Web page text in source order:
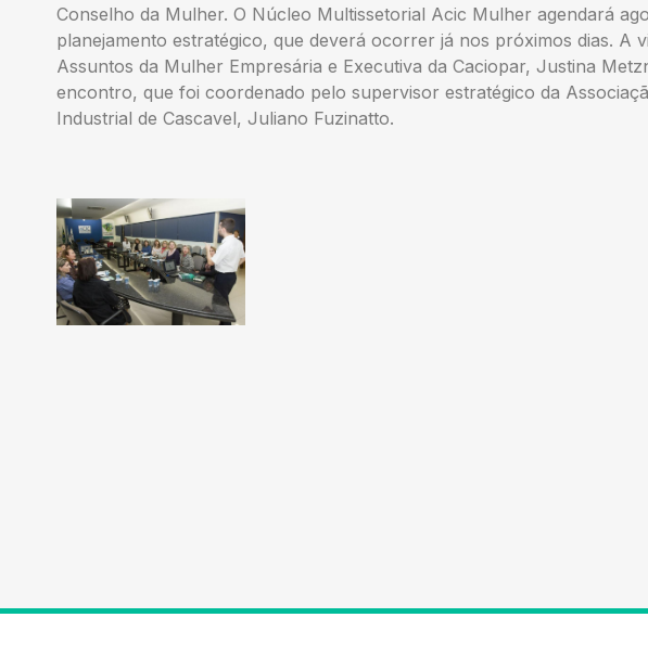
Conselho da Mulher. O Núcleo Multissetorial Acic Mulher agendará
planejamento estratégico, que deverá ocorrer já nos próximos dias. A
Assuntos da Mulher Empresária e Executiva da Caciopar, Justina
encontro, que foi coordenado pelo supervisor estratégico da
Industrial de Cascavel, Juliano Fuzinatto.